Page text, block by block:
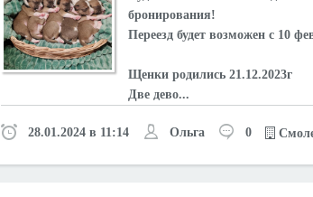
бронирования!
Переезд будет возможен с 10
Щенки родились 21.12.2023г
Две дево...
28.01.2024 в 11:14 Ольга 0